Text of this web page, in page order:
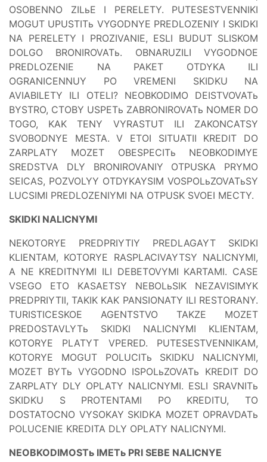
OSOBENNO ZILьE I PERELETY. PUTESESTVENNIKI
MOGUT UPUSTITь VYGODNYE PREDLOZENIY I SKIDKI
NA PERELETY I PROZIVANIE, ESLI BUDUT SLISKOM
DOLGO BRONIROVATь. OBNARUZILI VYGODNOE
PREDLOZENIE NA PAKET OTDYKA ILI
OGRANICENNUY PO VREMENI SKIDKU NA
AVIABILETY ILI OTELI? NEOBKODIMO DEISTVOVATь
BYSTRO, CTOBY USPETь ZABRONIROVATь NOMER DO
TOGO, KAK TENY VYRASTUT ILI ZAKONCATSY
SVOBODNYE MESTA. V ETOI SITUATII KREDIT DO
ZARPLATY MOZET OBESPECITь NEOBKODIMYE
SREDSTVA DLY BRONIROVANIY OTPUSKA PRYMO
SEICAS, POZVOLYY OTDYKAYSIM VOSPOLьZOVATьSY
LUCSIMI PREDLOZENIYMI NA OTPUSK SVOEI MECTY.
SKIDKI NALICNYMI
NEKOTORYE PREDPRIYTIY PREDLAGAYT SKIDKI
KLIENTAM, KOTORYE RASPLACIVAYTSY NALICNYMI,
A NE KREDITNYMI ILI DEBETOVYMI KARTAMI. CASE
VSEGO ETO KASAETSY NEBOLьSIK NEZAVISIMYK
PREDPRIYTII, TAKIK KAK PANSIONATY ILI RESTORANY.
TURISTICESKOE AGENTSTVO TAKZE MOZET
PREDOSTAVLYTь SKIDKI NALICNYMI KLIENTAM,
KOTORYE PLATYT VPERED. PUTESESTVENNIKAM,
KOTORYE MOGUT POLUCITь SKIDKU NALICNYMI,
MOZET BYTь VYGODNO ISPOLьZOVATь KREDIT DO
ZARPLATY DLY OPLATY NALICNYMI. ESLI SRAVNITь
SKIDKU S PROTENTAMI PO KREDITU, TO
DOSTATOCNO VYSOKAY SKIDKA MOZET OPRAVDATь
POLUCENIE KREDITA DLY OPLATY NALICNYMI.
NEOBKODIMOSTь IMETь PRI SEBE NALICNYE